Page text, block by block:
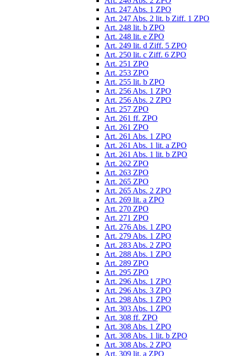
Art. 247 Abs. 1 ZPO
Art. 247 Abs. 2 lit. b Ziff. 1 ZPO
Art. 248 lit. b ZPO
Art. 248 lit. e ZPO
Art. 249 lit. d Ziff. 5 ZPO
Art. 250 lit. c Ziff. 6 ZPO
Art. 251 ZPO
Art. 253 ZPO
Art. 255 lit. b ZPO
Art. 256 Abs. 1 ZPO
Art. 256 Abs. 2 ZPO
Art. 257 ZPO
Art. 261 ff. ZPO
Art. 261 ZPO
Art. 261 Abs. 1 ZPO
Art. 261 Abs. 1 lit. a ZPO
Art. 261 Abs. 1 lit. b ZPO
Art. 262 ZPO
Art. 263 ZPO
Art. 265 ZPO
Art. 265 Abs. 2 ZPO
Art. 269 lit. a ZPO
Art. 270 ZPO
Art. 271 ZPO
Art. 276 Abs. 1 ZPO
Art. 279 Abs. 1 ZPO
Art. 283 Abs. 2 ZPO
Art. 288 Abs. 1 ZPO
Art. 289 ZPO
Art. 295 ZPO
Art. 296 Abs. 1 ZPO
Art. 296 Abs. 3 ZPO
Art. 298 Abs. 1 ZPO
Art. 303 Abs. 1 ZPO
Art. 308 ff. ZPO
Art. 308 Abs. 1 ZPO
Art. 308 Abs. 1 lit. b ZPO
Art. 308 Abs. 2 ZPO
Art. 309 lit. a ZPO